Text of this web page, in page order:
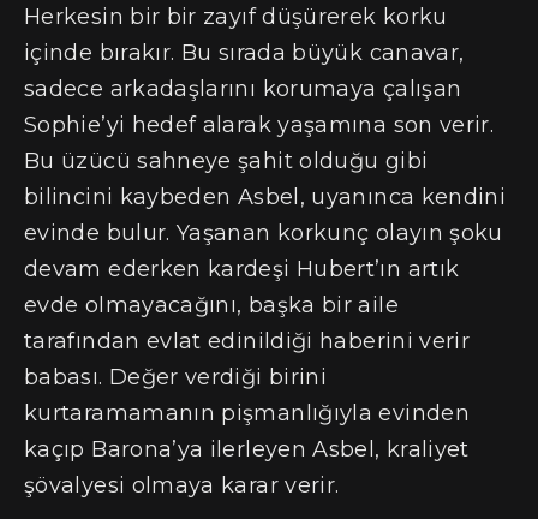
Herkesin bir bir zayıf düşürerek korku
içinde bırakır. Bu sırada büyük canavar,
sadece arkadaşlarını korumaya çalışan
Sophie’yi hedef alarak yaşamına son verir.
Bu üzücü sahneye şahit olduğu gibi
bilincini kaybeden Asbel, uyanınca kendini
evinde bulur. Yaşanan korkunç olayın şoku
devam ederken kardeşi Hubert’ın artık
evde olmayacağını, başka bir aile
tarafından evlat edinildiği haberini verir
babası. Değer verdiği birini
kurtaramamanın pişmanlığıyla evinden
kaçıp Barona’ya ilerleyen Asbel, kraliyet
şövalyesi olmaya karar verir.